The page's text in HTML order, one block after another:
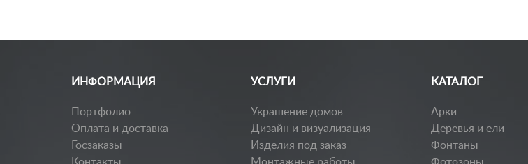
ИНФОРМАЦИЯ
Портфолио
Оплата и доставка
Госзаказы
УСЛУГИ
Украшение домов
Дизайн и визуализация
Изделия под заказ
КАТАЛОГ
Арки
Деревья и ели
Фонтаны